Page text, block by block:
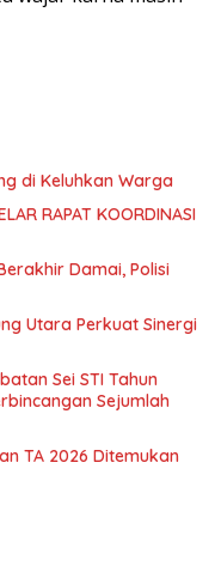
di Keluhkan Warga
RAPAT KOORDINASI
Damai, Polisi
Utara Perkuat Sinergi
Sei STI Tahun
Sejumlah
TA 2026 Ditemukan